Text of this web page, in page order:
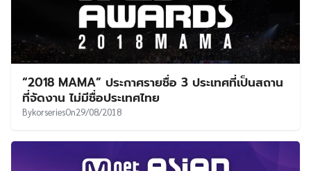
“2018 MAMA” ประกาศรายชื่อ 3 ประเทศที่เป็นสถาน
ที่จัดงาน ไม่มีชื่อประเทศไทย
BykorseriesOn29/08/2018